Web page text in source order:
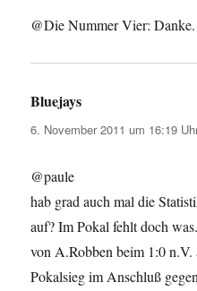
@Die Nummer Vier:
Bluejays
6. November 2011 um 16:19
@paule
hab grad auch mal die
auf? Im Pokal fehlt doch
von A.Robben beim 1:0
Pokalsieg im Anschluß